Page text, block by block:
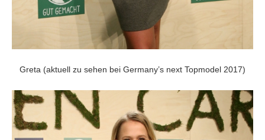
Greta (aktuell zu sehen bei Germany’s next Topmodel 2017)